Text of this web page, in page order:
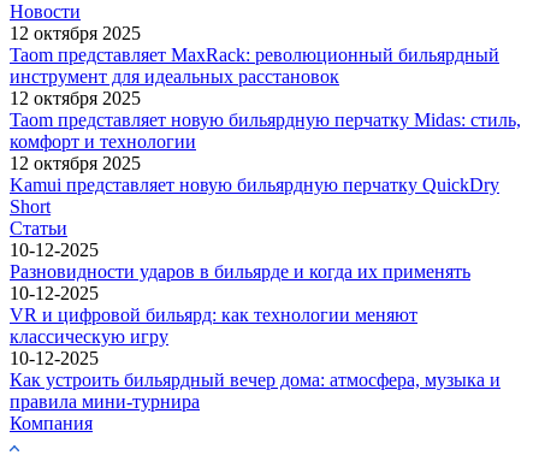
Новости
12 октября 2025
Taom представляет MaxRack: революционный бильярдный
инструмент для идеальных расстановок
12 октября 2025
Taom представляет новую бильярдную перчатку Midas: стиль,
комфорт и технологии
12 октября 2025
Kamui представляет новую бильярдную перчатку QuickDry
Short
Статьи
10-12-2025
Разновидности ударов в бильярде и когда их применять
10-12-2025
VR и цифровой бильярд: как технологии меняют
классическую игру
10-12-2025
Как устроить бильярдный вечер дома: атмосфера, музыка и
правила мини-турнира
Компания